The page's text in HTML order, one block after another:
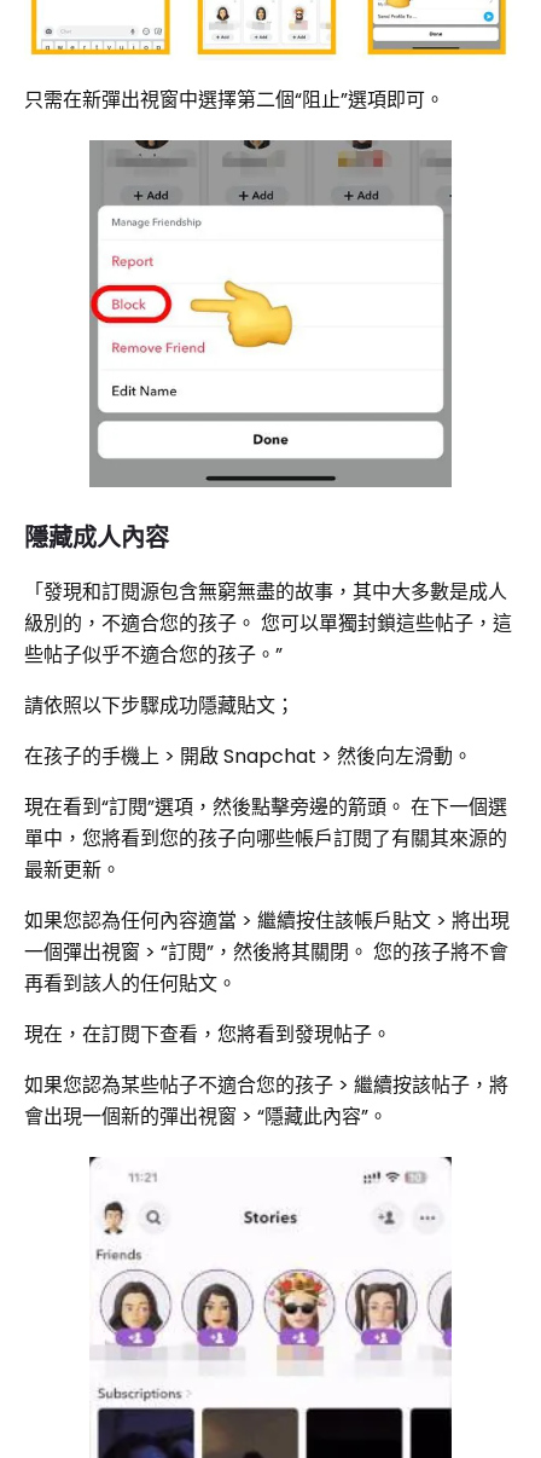
只需在新彈出視窗中選擇第二個“阻止”選項即可。
隱藏成人內容
「發現和訂閱源包含無窮無盡的故事，其中大多數是成人
級別的，不適合您的孩子。 您可以單獨封鎖這些帖子，這
些帖子似乎不適合您的孩子。”
請依照以下步驟成功隱藏貼文；
在孩子的手機上 > 開啟 Snapchat >​​ 然後向左滑動。
現在看到“訂閱”選項，然後點擊旁邊的箭頭。 在下一個選
單中，您將看到您的孩子向哪些帳戶訂閱了有關其來源的
最新更新。
如果您認為任何內容適當 > 繼續按住該帳戶貼文 > 將出現
一個彈出視窗 > “訂閱”，然後將其關閉。 您的孩子將不會
再看到該人的任何貼文。
現在，在訂閱下查看，您將看到發現帖子。
如果您認為某些帖子不適合您的孩子 > 繼續按該帖子，將
會出現一個新的彈出視窗 > “隱藏此內容”。